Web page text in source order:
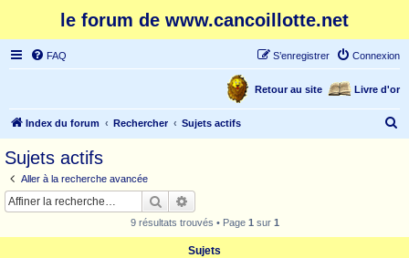
le forum de www.cancoillotte.net
FAQ Connexion
S’enregistrer
Livre d'or
Retour au site
Index du forum Rechercher Sujets actifs
Sujets actifs
Aller à la recherche avancée
Rechercher
9 résultats trouvés • Page 1 sur 1
Sujets